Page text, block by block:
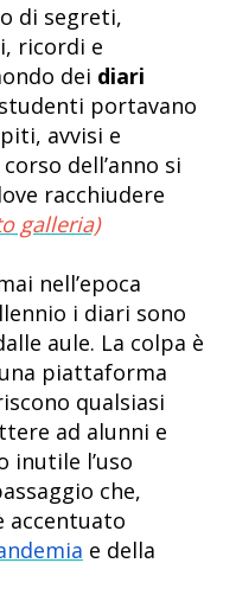
di segreti,
ricordi e
dei diari
portavano
avvisi e
dell’anno si
racchiudere
galleria)
nell’epoca
i diari sono
aule. La colpa è
piattaforma
qualsiasi
ad alunni e
inutile l’uso
che,
accentuato
e della